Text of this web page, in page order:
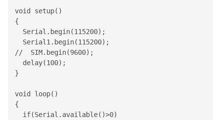
void setup()
{
Serial .begin(115200);
Serial1 .begin(115200);
//  SIM.begin(9600);
delay(100);
}
void loop()
{
if(Serial .available()>0)